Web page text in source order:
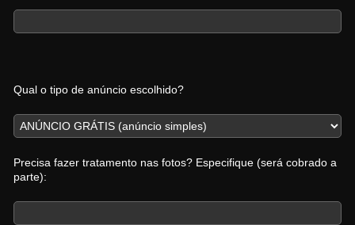
Qual o tipo de anúncio escolhido?
Precisa fazer tratamento nas fotos? Especifique (será cobrado a
parte):